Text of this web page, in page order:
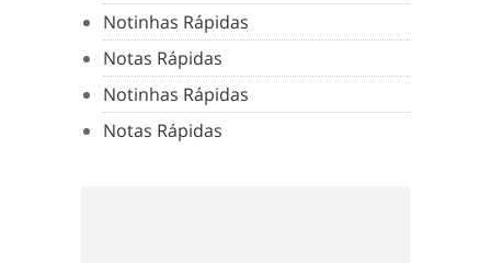
Notinhas Rápidas
Notas Rápidas
Notinhas Rápidas
Notas Rápidas